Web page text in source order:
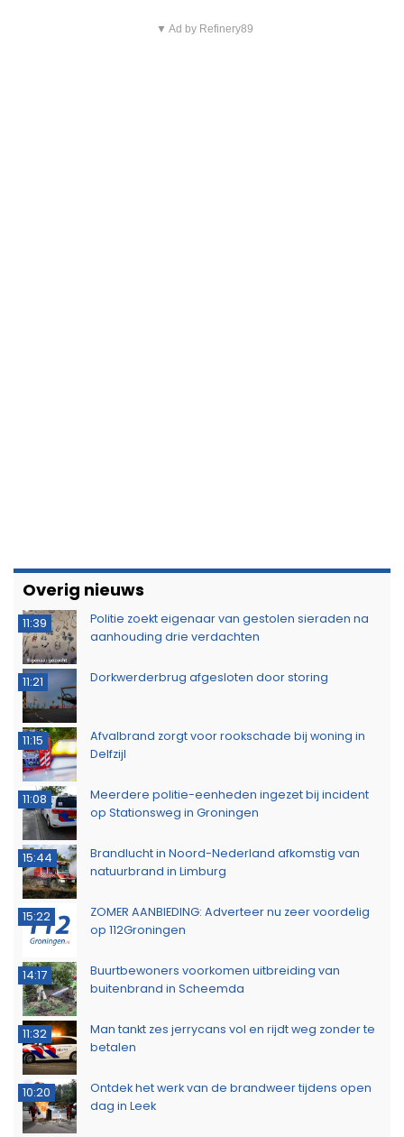
▼ Ad by Refinery89
Overig nieuws
11:39
Politie zoekt eigenaar van gestolen sieraden na
aanhouding drie verdachten
11:21 Dorkwerderbrug afgesloten door storing
11:15
Afvalbrand zorgt voor rookschade bij woning in
Delfzijl
11:08
Meerdere politie-eenheden ingezet bij incident
op Stationsweg in Groningen
15:44
Brandlucht in Noord-Nederland afkomstig van
natuurbrand in Limburg
15:22
ZOMER AANBIEDING: Adverteer nu zeer voordelig
op 112Groningen
14:17
Buurtbewoners voorkomen uitbreiding van
buitenbrand in Scheemda
11:32
Man tankt zes jerrycans vol en rijdt weg zonder te
betalen
10:20
Ontdek het werk van de brandweer tijdens open
dag in Leek